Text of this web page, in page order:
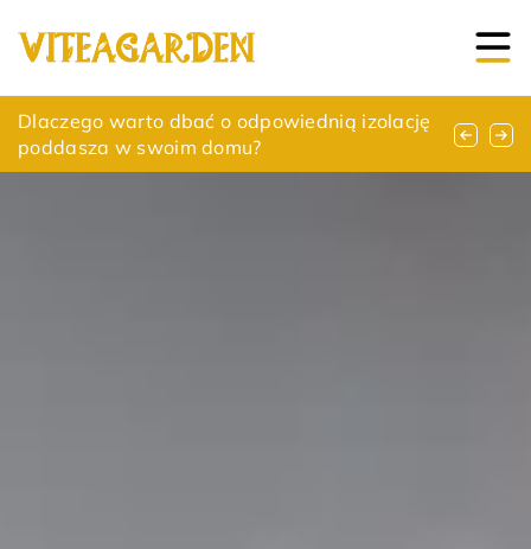
Jak stworzyć przytulne wnętrze z
nowoczesnym akcentem?
Dlaczego warto dbać o odpowiednią izolację
poddasza w swoim domu?
Jak wybrać idealne meble skrzyniowe do
nowoczesnego wnętrza?